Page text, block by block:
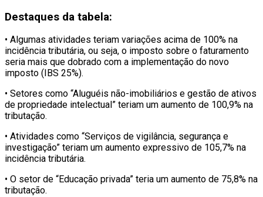
Destaques da tabela:
• Algumas atividades teriam variações acima de 100% na
incidência tributária, ou seja, o imposto sobre o faturamento
seria mais que dobrado com a implementação do novo
imposto (IBS 25%).
• Setores como “Aluguéis não-imobiliários e gestão de ativos
de propriedade intelectual” teriam um aumento de 100,9% na
tributação.
• Atividades como “Serviços de vigilância, segurança e
investigação” teriam um aumento expressivo de 105,7% na
incidência tributária.
• O setor de “Educação privada” teria um aumento de 75,8% na
tributação.